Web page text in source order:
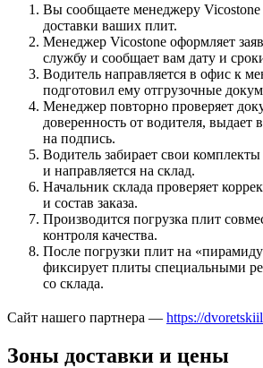
Вы сообщаете менеджеру Vicostone
доставки ваших плит.
Менеджер Vicostone оформляет
службу и сообщает вам дату и
Водитель направляется в офис к
подготовил ему отгрузочные
Менеджер повторно проверяет
доверенность от водителя,
на подпись.
Водитель забирает свои
и направляется на склад.
Начальник склада проверяет
и состав заказа.
Производится погрузка плит
контроля качества.
После погрузки плит на
фиксирует плиты специальными
со склада.
Сайт нашего партнера — https://
Зоны доставки и цены